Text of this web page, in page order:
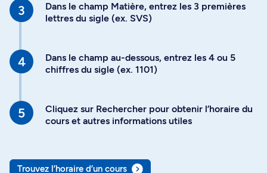
Dans le champ Matière, entrez les 3 premières
lettres du sigle (ex. SVS)
Dans le champ au-dessous, entrez les 4 ou 5
chiffres du sigle (ex. 1101)
Cliquez sur Rechercher pour obtenir l’horaire du
cours et autres informations utiles
Trouvez l’horaire d’un cours